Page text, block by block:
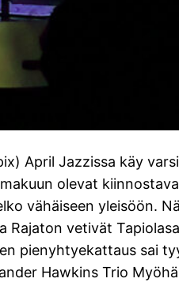
April Jazzissa käy
olevat
vähäiseen yleisöön.
Rajaton vetivät
pienyhtyekattaus sai
Hawkins Trio